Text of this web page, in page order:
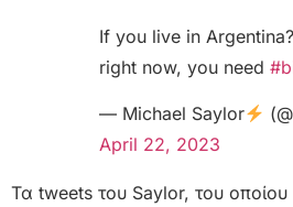
If you live in
right now, you need
— Michael Saylor
April 22, 2023
Τα tweets του Saylor, του οποίου